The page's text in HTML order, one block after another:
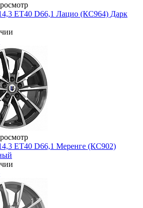
ET40 D66,1 Лацио (КС964) Дарк
ET40 D66,1 Меренге (КС902)